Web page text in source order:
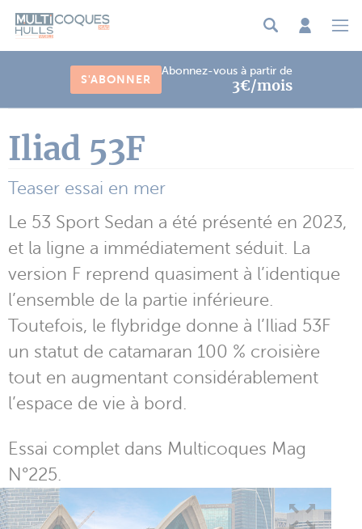
S'ABONNER
Abonnez-vous à partir de
3€/mois
Iliad 53F
Teaser essai en mer
Le 53 Sport Sedan a été présenté en 2023,
et la ligne a immédiatement séduit. La
version F reprend quasiment à l’identique
l’ensemble de la partie inférieure.
Toutefois, le flybridge donne à l’Iliad 53F
un statut de catamaran 100 % croisière
tout en augmentant considérablement
l’espace de vie à bord.
Essai complet dans Multicoques Mag
N°225.